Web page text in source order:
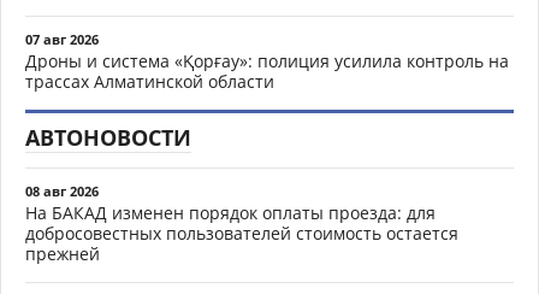
07 авг 2026
Дроны и система «Қорғау»: полиция усилила контроль на
трассах Алматинской области
АВТОНОВОСТИ
08 авг 2026
На БАКАД изменен порядок оплаты проезда: для
добросовестных пользователей стоимость остается
прежней